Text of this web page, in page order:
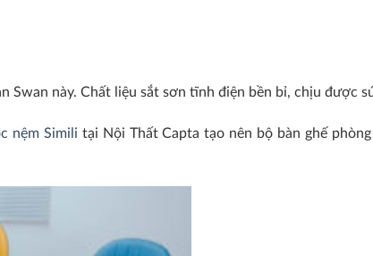
Swan này. Chất liệu sắt sơn tĩnh điện bền bỉ, chịu được
nệm Simili tại Nội Thất Capta tạo nên bộ bàn ghế